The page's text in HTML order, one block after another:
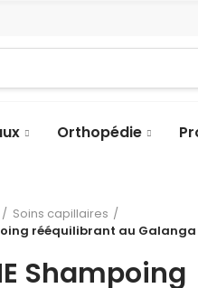
Orthopédie
Soins capillaires
rééquilibrant au
Shampoing